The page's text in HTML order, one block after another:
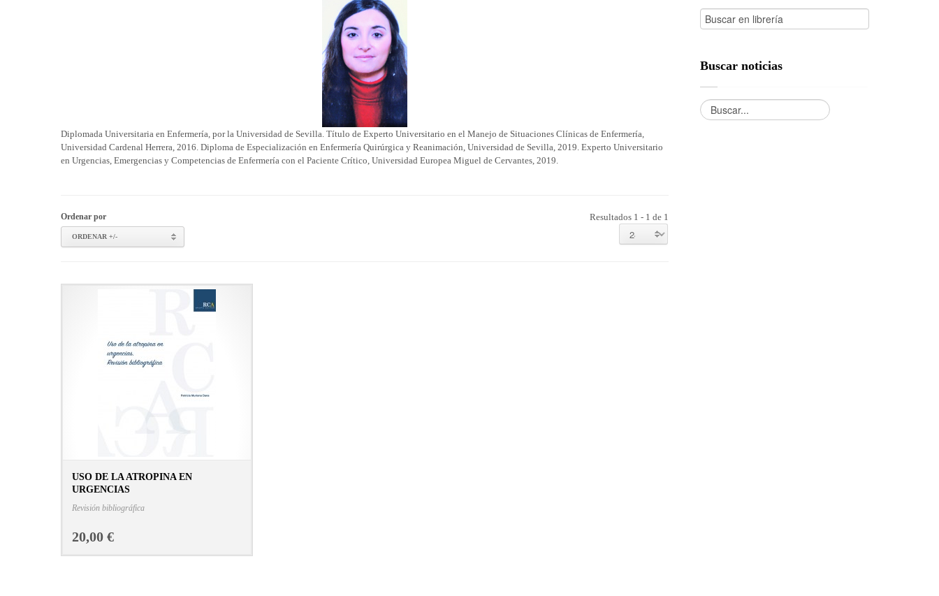
Diplomada Universitaria en Enfermería, por la Universidad de Sevilla. Título de Experto Universitario en el Manejo de Situaciones Clínicas de Enfermería,
Universidad Cardenal Herrera, 2016. Diploma de Especialización en Enfermería Quirúrgica y Reanimación, Universidad de Sevilla, 2019. Experto Universitario
en Urgencias, Emergencias y Competencias de Enfermería con el Paciente Crítico, Universidad Europea Miguel de Cervantes, 2019.
Ordenar por
ORDENAR +/-
Resultados 1 - 1 de 1
USO DE LA ATROPINA EN
URGENCIAS
Revisión bibliográfica
20,00 €
Buscar noticias